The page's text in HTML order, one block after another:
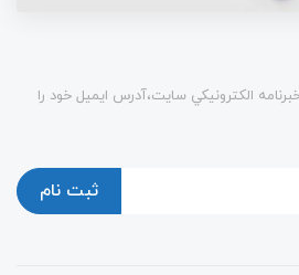
الكترونيكي سايت،آدرس ایمیل خود را
ثبت نام